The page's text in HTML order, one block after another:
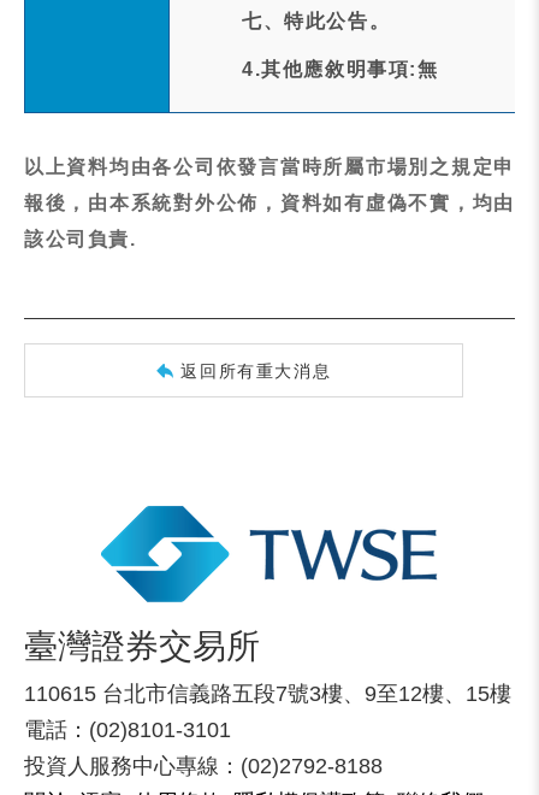
七、特此公告。
4.其他應敘明事項:無
以上資料均由各公司依發言當時所屬市場別之規定申
報後，由本系統對外公佈，資料如有虛偽不實，均由
該公司負責.
返回所有重大消息
臺灣證券交易所
110615 台北市信義路五段7號3樓、9至12樓、15樓
電話：(02)8101-3101
投資人服務中心專線：(02)2792-8188